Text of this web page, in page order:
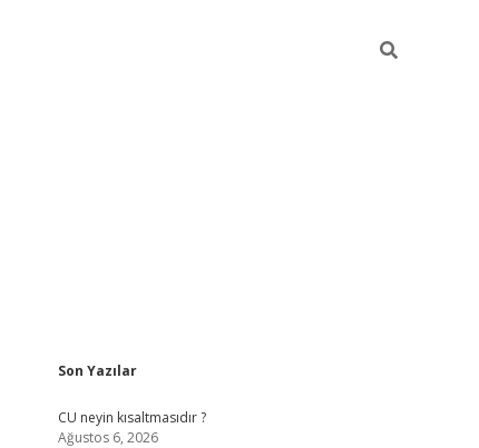
Sidebar
Son Yazılar
CU neyin kısaltmasıdır ?
Ağustos 6, 2026